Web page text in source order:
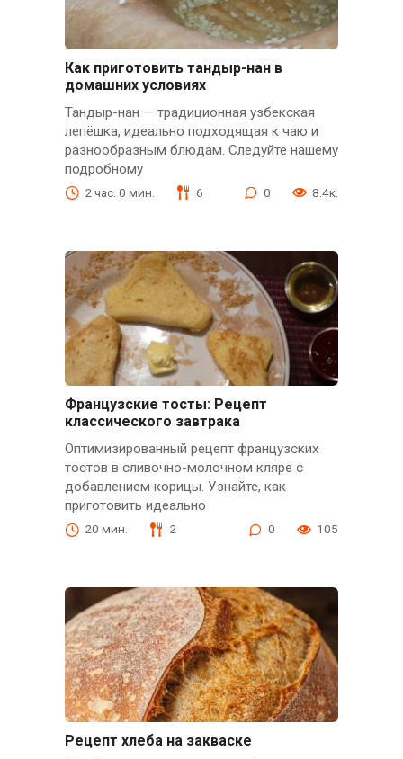
Как приготовить тандыр-нан в
домашних условиях
Тандыр-нан — традиционная узбекская
лепёшка, идеально подходящая к чаю и
разнообразным блюдам. Следуйте нашему
подробному
2 час. 0 мин. 6 0 8.4к.
Французские тосты: Рецепт
классического завтрака
Оптимизированный рецепт французских
тостов в сливочно-молочном кляре с
добавлением корицы. Узнайте, как
приготовить идеально
20 мин. 2 0 105
Рецепт хлеба на закваске